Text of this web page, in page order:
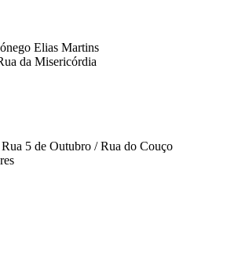
Elias Martins
da Misericórdia
5 de Outubro / Rua do Couço